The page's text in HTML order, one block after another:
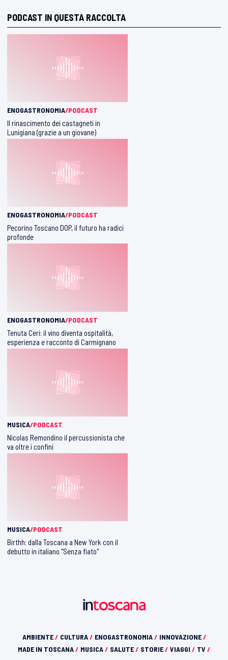
PODCAST IN QUESTA RACCOLTA
ENOGASTRONOMIA/PODCAST
Il rinascimento dei castagneti in
Lunigiana (grazie a un giovane)
ENOGASTRONOMIA/PODCAST
Pecorino Toscano DOP, il futuro ha radici
profonde
ENOGASTRONOMIA/PODCAST
Tenuta Ceri: il vino diventa ospitalità,
esperienza e racconto di Carmignano
MUSICA/PODCAST
Nicolas Remondino il percussionista che
va oltre i confini
MUSICA/PODCAST
Birthh: dalla Toscana a New York con il
debutto in italiano "Senza fiato"
AMBIENTE/ CULTURA/ ENOGASTRONOMIA/ INNOVAZIONE/
MADE IN TOSCANA/ MUSICA/ SALUTE/ STORIE/ VIAGGI / TV /